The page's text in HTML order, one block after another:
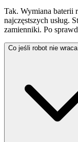
Tak. Wymiana baterii
najczęstszych usług.
zamienniki. Po
Co jeśli robot nie